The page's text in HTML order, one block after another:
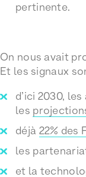
pertinente.
On nous avait
Et les signaux
d’ici 2030,
les
déjà 22% des
les
et la